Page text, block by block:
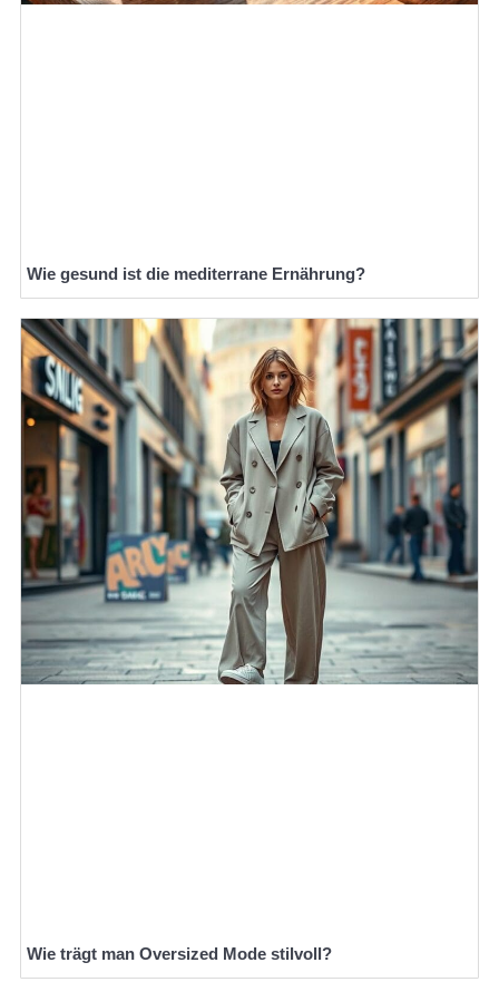
Wie gesund ist die mediterrane Ernährung?
Wie trägt man Oversized Mode stilvoll?